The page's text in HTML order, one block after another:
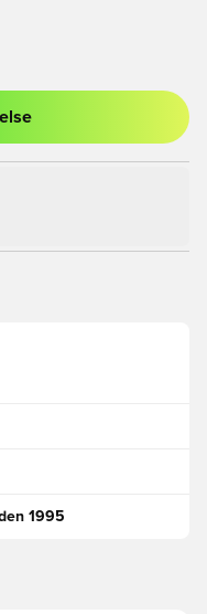
tilmelde dig som medlem
1995